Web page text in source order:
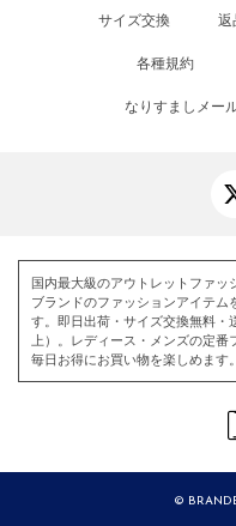
サイズ交換 返
各種規約
なりすましメー
国内最大級のアウトレットファ
ブランドのファッションアイテム
す。即日出荷・サイズ交換無料・
上）。レディース・メンズの定番
毎日お得にお買い物を楽しめます。
©